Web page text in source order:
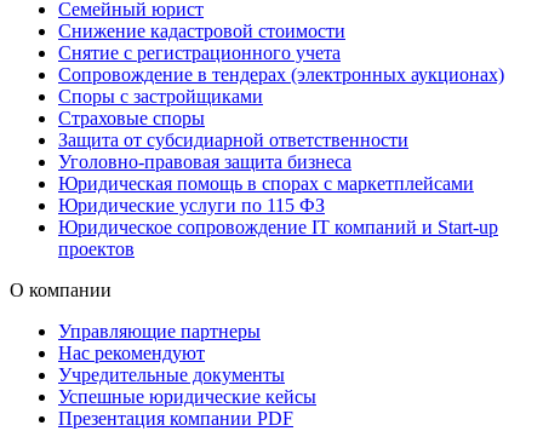
Семейный юрист
Снижение кадастровой стоимости
Снятие с регистрационного учета
Сопровождение в тендерах (электронных аукционах)
Споры с застройщиками
Страховые споры
Защита от субсидиарной ответственности
Уголовно-правовая защита бизнеса
Юридическая помощь в спорах с маркетплейсами
Юридические услуги по 115 ФЗ
Юридическое сопровождение IT компаний и Start-up
проектов
О компании
Управляющие партнеры
Нас рекомендуют
Учредительные документы
Успешные юридические кейсы
Презентация компании PDF